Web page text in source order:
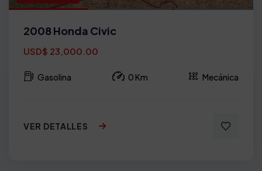
2008 Honda Civic
USD$ 23,000.00
Gasolina 0 Km Mecánica
VER DETALLES